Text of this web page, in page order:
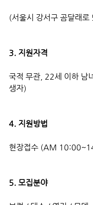
(서울시 강서구 곰달래
3. 지원자격
국적 무관, 22세 이하 남
생자)
4. 지원방법
현장접수 (AM
5. 모집분야